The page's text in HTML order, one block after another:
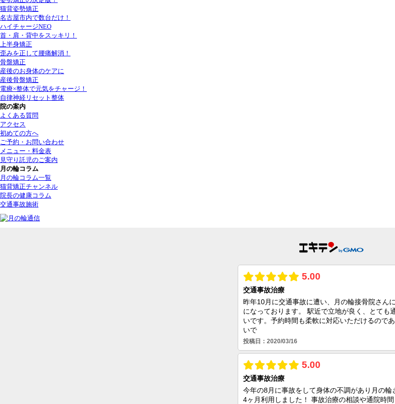
猫背姿勢矯正
名古屋市内で数台だけ！
ハイチャージNEO
首・肩・背中をスッキリ！
上半身矯正
歪みを正して腰痛解消！
骨盤矯正
産後のお身体のケアに
産後骨盤矯正
電療×整体で元気をチャージ！
自律神経リセット整体
院の案内
よくある質問
アクセス
初めての方へ
ご予約・お問い合わせ
メニュー・料金表
見守り託児のご案内
月の輪コラム
月の輪コラム一覧
猫背矯正チャンネル
院長の健康コラム
交通事故施術